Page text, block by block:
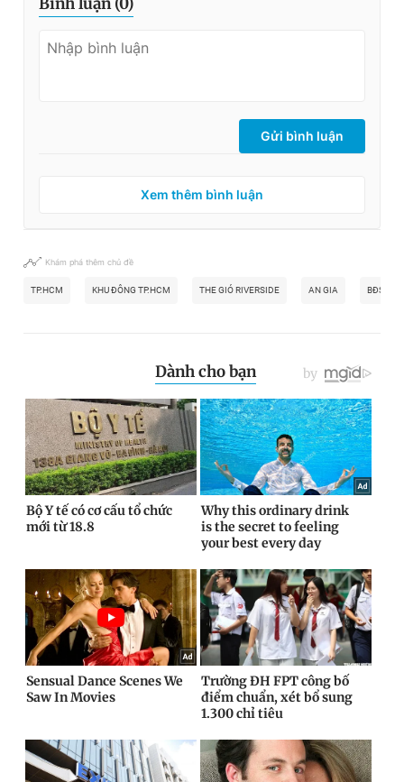
Gửi bình luận
Xem thêm bình luận
Khám phá thêm chủ đề
TP.HCM KHU ĐÔNG TP.HCM THE GIÓ RIVERSIDE AN GIA BĐS